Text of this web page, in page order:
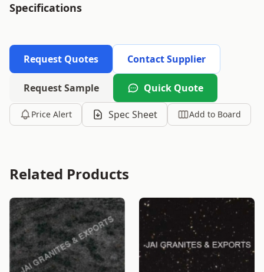
Specifications
Request Quotes Contact Supplier
Request Sample Quick Quote
Price Alert Spec Sheet Add to Board
Related Products